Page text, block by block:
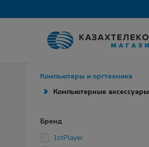
Компьютеры и оргтехника
Компьютерные аксессуары
Бренд
1stPlayer